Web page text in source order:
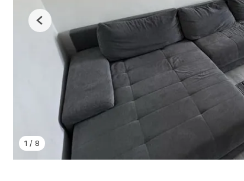
1 / 8
Previous